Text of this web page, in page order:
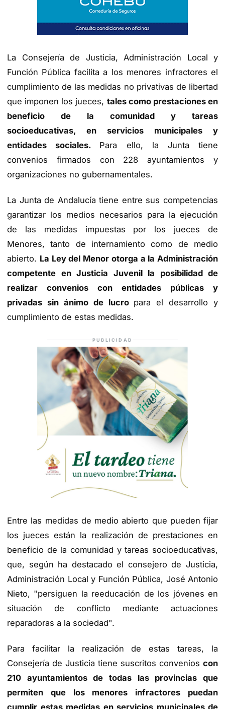
La Consejería de Justicia, Administración Local y
Función Pública facilita a los menores infractores el
cumplimiento de las medidas no privativas de libertad
que imponen los jueces, tales como prestaciones en
beneficio de la comunidad y tareas
socioeducativas, en servicios municipales y
entidades sociales. Para ello, la Junta tiene
convenios firmados con 228 ayuntamientos y
organizaciones no gubernamentales.
La Junta de Andalucía tiene entre sus competencias
garantizar los medios necesarios para la ejecución
de las medidas impuestas por los jueces de
Menores, tanto de internamiento como de medio
abierto. La Ley del Menor otorga a la Administración
competente en Justicia Juvenil la posibilidad de
realizar convenios con entidades públicas y
privadas sin ánimo de lucro para el desarrollo y
cumplimiento de estas medidas.
PUBLICIDAD
Entre las medidas de medio abierto que pueden fijar
los jueces están la realización de prestaciones en
beneficio de la comunidad y tareas socioeducativas,
que, según ha destacado el consejero de Justicia,
Administración Local y Función Pública, José Antonio
Nieto, "persiguen la reeducación de los jóvenes en
situación de conflicto mediante actuaciones
reparadoras a la sociedad".
Para facilitar la realización de estas tareas, la
Consejería de Justicia tiene suscritos convenios con
210 ayuntamientos de todas las provincias que
permiten que los menores infractores puedan
cumplir estas medidas en servicios municipales de